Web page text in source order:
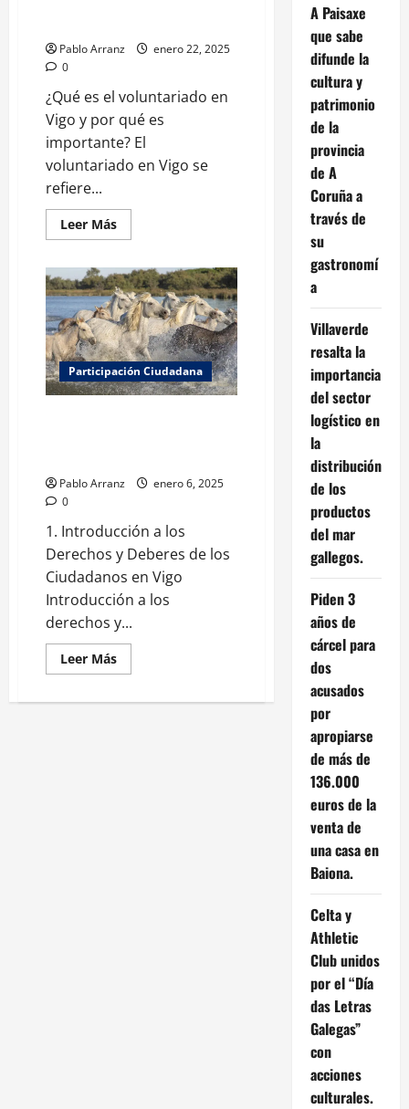
Pablo Arranz
enero 22, 2025
0
¿Qué es el voluntariado en
Vigo y por qué es
importante? El
voluntariado en Vigo se
refiere...
Leer MásLeer
más
Voluntariado
en
Vigo:
guía
para
participar
y
hacer
la
diferencia
Participación Ciudadana
Pablo Arranz
enero 6, 2025
0
1. Introducción a los
Derechos y Deberes de los
Ciudadanos en Vigo
Introducción a los
derechos y...
Leer MásLeer
más
Derechos
A Paisaxe
que sabe
difunde la
cultura y
patrimonio
de la
provincia
de A
Coruña a
través de
su
gastronomí
a
Villaverde
resalta la
importancia
del sector
logístico en
la
distribución
de los
productos
del mar
gallegos.
Piden 3
años de
cárcel para
dos
acusados
por
apropiarse
de más de
136.000
euros de la
venta de
una casa en
Baiona.
Celta y
Athletic
Club unidos
por el “Día
das Letras
Galegas”
con
acciones
culturales.